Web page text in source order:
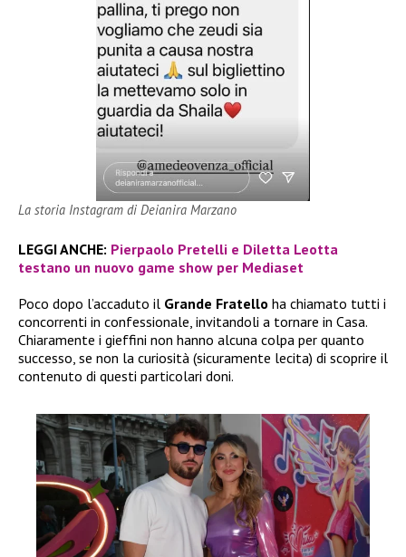
La storia Instagram di Deianira Marzano
LEGGI ANCHE: Pierpaolo Pretelli e Diletta Leotta
testano un nuovo game show per Mediaset
Poco dopo l’accaduto il Grande Fratello ha chiamato tutti i
concorrenti in confessionale, invitandoli a tornare in Casa.
Chiaramente i gieffini non hanno alcuna colpa per quanto
successo, se non la curiosità (sicuramente lecita) di scoprire il
contenuto di questi particolari doni.